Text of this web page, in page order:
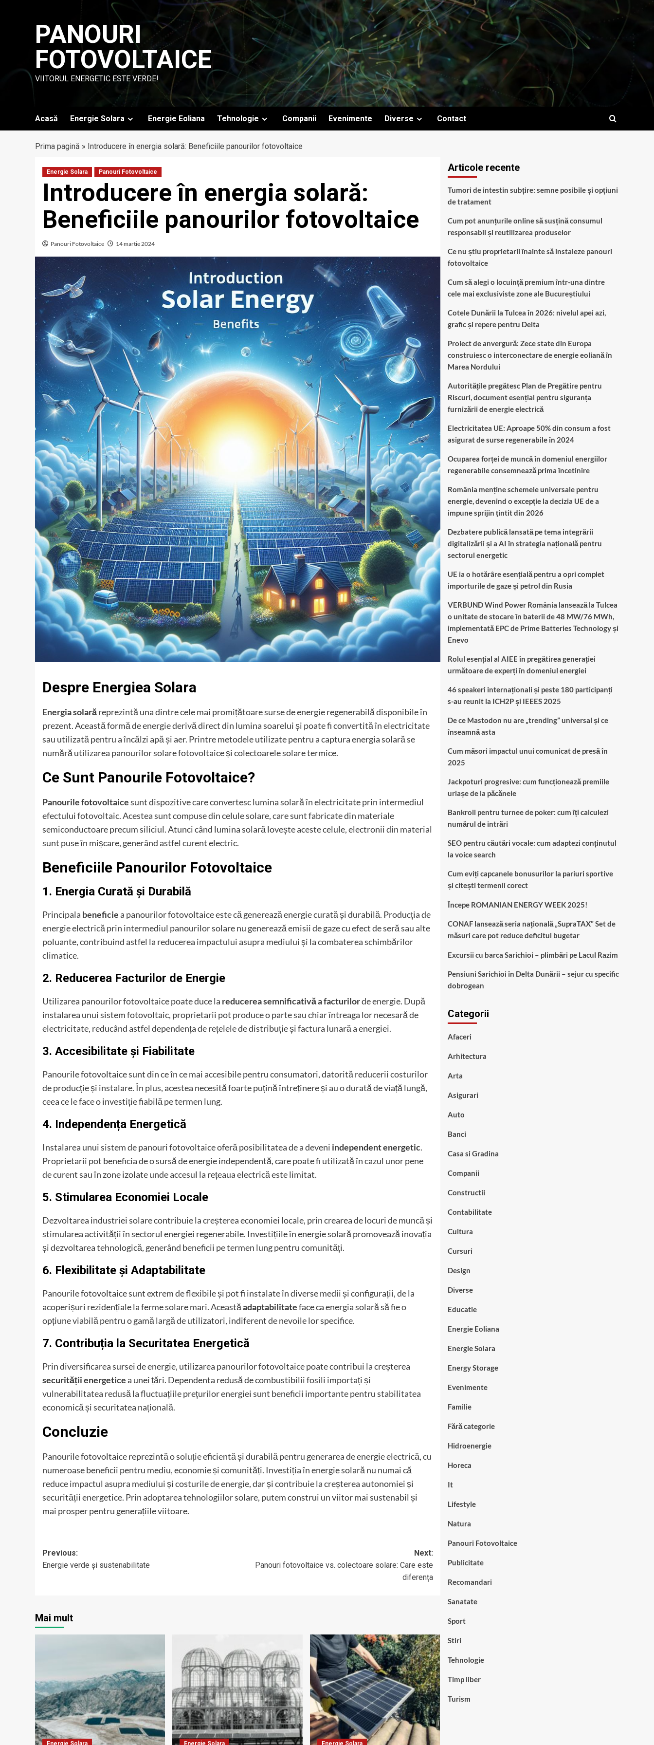
PANOURI
FOTOVOLTAICE
VIITORUL ENERGETIC ESTE VERDE!
Acasă Energie Solara Energie Eoliana Tehnologie Companii Evenimente Diverse Contact
Prima pagină » Introducere în energia solară: Beneficiile panourilor fotovoltaice
Energie Solara Panouri Fotovoltaice
Introducere în energia solară:
Beneficiile panourilor fotovoltaice
Panouri Fotovoltaice 14 martie 2024
Despre Energiea Solara
Energia solarăreprezintă una dintre cele mai promițătoare surse de energie regenerabilă disponibile în
prezent. Această formă de energie derivă direct din lumina soarelui și poate fi convertită în electricitate
sau utilizată pentru a încălzi apă și aer. Printre metodele utilizate pentru a captura energia solară se
numără utilizarea panourilor solare fotovoltaice și colectoarele solare termice.
Ce Sunt Panourile Fotovoltaice?
Panourile fotovoltaicesunt dispozitive care convertesc lumina solară în electricitate prin intermediul
efectului fotovoltaic. Acestea sunt compuse din celule solare, care sunt fabricate din materiale
semiconductoare precum siliciul. Atunci când lumina solară lovește aceste celule, electronii din material
sunt puse în mișcare, generând astfel curent electric.
Beneficiile Panourilor Fotovoltaice
1. Energia Curată și Durabilă
Principala beneficiea panourilor fotovoltaice este că generează energie curată și durabilă. Producția de
energie electrică prin intermediul panourilor solare nu generează emisii de gaze cu efect de seră sau alte
poluante, contribuind astfel la reducerea impactului asupra mediului și la combaterea schimbărilor
climatice.
2. Reducerea Facturilor de Energie
Utilizarea panourilor fotovoltaice poate duce la reducerea semnificativă a facturilorde energie. După
instalarea unui sistem fotovoltaic, proprietarii pot produce o parte sau chiar întreaga lor necesară de
electricitate, reducând astfel dependența de rețelele de distribuție și factura lunară a energiei.
3. Accesibilitate și Fiabilitate
Panourile fotovoltaice sunt din ce în ce mai accesibile pentru consumatori, datorită reducerii costurilor
de producție și instalare. În plus, acestea necesită foarte puțină întreținere și au o durată de viață lungă,
ceea ce le face o investiție fiabilă pe termen lung.
4. Independența Energetică
Instalarea unui sistem de panouri fotovoltaice oferă posibilitatea de a deveni independent energetic.
Proprietarii pot beneficia de o sursă de energie independentă, care poate fi utilizată în cazul unor pene
de curent sau în zone izolate unde accesul la rețeaua electrică este limitat.
5. Stimularea Economiei Locale
Dezvoltarea industriei solare contribuie la creșterea economiei locale, prin crearea de locuri de muncă și
stimularea activității în sectorul energiei regenerabile. Investițiile în energie solară promovează inovația
și dezvoltarea tehnologică, generând beneficii pe termen lung pentru comunități.
6. Flexibilitate și Adaptabilitate
Panourile fotovoltaice sunt extrem de flexibile și pot fi instalate în diverse medii și configurații, de la
acoperișuri rezidențiale la ferme solare mari. Aceastăadaptabilitateface ca energia solară să fie o
opțiune viabilă pentru o gamă largă de utilizatori, indiferent de nevoile lor specifice.
7. Contribuția la Securitatea Energetică
Prin diversificarea sursei de energie, utilizarea panourilor fotovoltaice poate contribui la creșterea
securității energeticea unei țări. Dependenta redusă de combustibilii fosili importați și
vulnerabilitatea redusă la fluctuațiile prețurilor energiei sunt beneficii importante pentru stabilitatea
economică și securitatea națională.
Concluzie
Panourile fotovoltaice reprezintă o soluție eficientă și durabilă pentru generarea de energie electrică, cu
numeroase beneficii pentru mediu, economie și comunități. Investiția în energie solară nu numai că
reduce impactul asupra mediului și costurile de energie, dar și contribuie la creșterea autonomiei și
securității energetice. Prin adoptarea tehnologiilor solare, putem construi un viitor mai sustenabil și
mai prosper pentru generațiile viitoare.
Post
navigation
Previous:
Energie verde și sustenabilitate
Next:
Panouri fotovoltaice vs. colectoare solare: Care este
diferența
Mai mult
Energie Solara Energie Solara Energie Solara
Articole recente
Tumori de intestin subțire: semne posibile și opțiuni
de tratament
Cum pot anunțurile online să susțină consumul
responsabil și reutilizarea produselor
Ce nu știu proprietarii înainte să instaleze panouri
fotovoltaice
Cum să alegi o locuință premium într-una dintre
cele mai exclusiviste zone ale Bucureștiului
Cotele Dunării la Tulcea în 2026: nivelul apei azi,
grafic și repere pentru Delta
Proiect de anvergură: Zece state din Europa
construiesc o interconectare de energie eoliană în
Marea Nordului
Autoritățile pregătesc Plan de Pregătire pentru
Riscuri, document esențial pentru siguranța
furnizării de energie electrică
Electricitatea UE: Aproape 50% din consum a fost
asigurat de surse regenerabile în 2024
Ocuparea forței de muncă în domeniul energiilor
regenerabile consemnează prima încetinire
România menține schemele universale pentru
energie, devenind o excepție la decizia UE de a
impune sprijin ţintit din 2026
Dezbatere publică lansată pe tema integrării
digitalizării și a AI în strategia națională pentru
sectorul energetic
UE ia o hotărâre esențială pentru a opri complet
importurile de gaze și petrol din Rusia
VERBUND Wind Power România lansează la Tulcea
o unitate de stocare în baterii de 48 MW/76 MWh,
implementată EPC de Prime Batteries Technology și
Enevo
Rolul esențial al AIEE în pregătirea generației
următoare de experți în domeniul energiei
46 speakeri internaționali și peste 180 participanți
s-au reunit la ICH2P și IEEES 2025
De ce Mastodon nu are „trending” universal și ce
înseamnă asta
Cum măsori impactul unui comunicat de presă în
2025
Jackpoturi progresive: cum funcționează premiile
uriașe de la păcănele
Bankroll pentru turnee de poker: cum îți calculezi
numărul de intrări
SEO pentru căutări vocale: cum adaptezi conținutul
la voice search
Cum eviți capcanele bonusurilor la pariuri sportive
și citești termenii corect
Începe ROMANIAN ENERGY WEEK 2025!
CONAF lansează seria națională „SupraTAX” Set de
măsuri care pot reduce deficitul bugetar
Excursii cu barca Sarichioi – plimbări pe Lacul Razim
Pensiuni Sarichioi în Delta Dunării – sejur cu specific
dobrogean
Categorii
Afaceri
Arhitectura
Arta
Asigurari
Auto
Banci
Casa si Gradina
Companii
Constructii
Contabilitate
Cultura
Cursuri
Design
Diverse
Educatie
Energie Eoliana
Energie Solara
Energy Storage
Evenimente
Familie
Fără categorie
Hidroenergie
Horeca
It
Lifestyle
Natura
Panouri Fotovoltaice
Publicitate
Recomandari
Sanatate
Sport
Stiri
Tehnologie
Timp liber
Turism